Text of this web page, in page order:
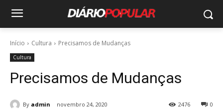
Início Cultura Precisamos de Mudanças
Cultura
Precisamos de Mudanças
By admin novembro 24, 2020 0
2476